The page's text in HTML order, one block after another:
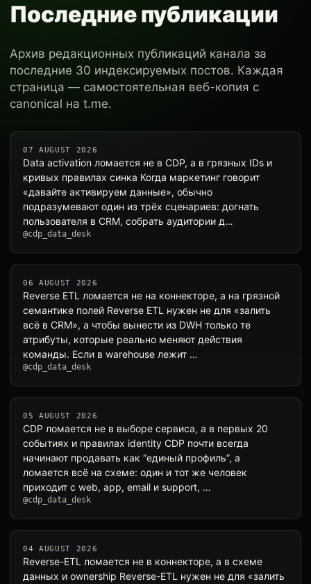
Последние публикации
Архив редакционных публикаций канала за
последние 30 индексируемых постов. Каждая
страница — самостоятельная веб-копия с
canonical на t.me.
07 AUGUST 2026
Data activation ломается не в CDP, а в грязных IDs и
кривых правилах синка Когда маркетинг говорит
«давайте активируем данные», обычно
подразумевают один из трёх сценариев: догнать
пользователя в CRM, собрать аудитории д…
@cdp_data_desk
06 AUGUST 2026
Reverse ETL ломается не на коннекторе, а на грязной
семантике полей Reverse ETL нужен не для «залить
всё в CRM», а чтобы вынести из DWH только те
атрибуты, которые реально меняют действия
команды. Если в warehouse лежит …
@cdp_data_desk
05 AUGUST 2026
CDP ломается не в выборе сервиса, а в первых 20
событиях и правилах identity CDP почти всегда
начинают продавать как “единый профиль”, а
ломается всё на схеме: один и тот же человек
приходит с web, app, email и support, …
@cdp_data_desk
04 AUGUST 2026
Reverse-ETL ломается не в коннекторе, а в схеме
данных и ownership Reverse-ETL нужен не для «залить